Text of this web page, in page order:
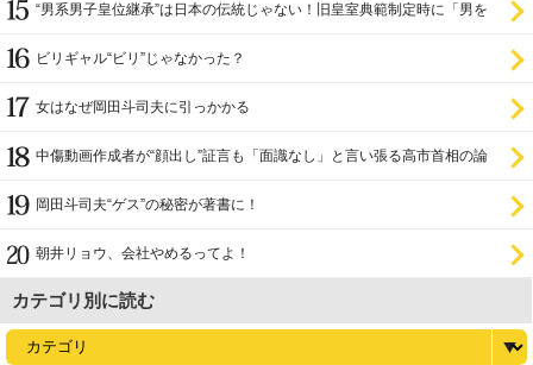
“男系男子皇位継承”は日本の伝統じゃない！旧皇室典範制定時に「男を
ビリギャル“ビリ”じゃなかった？
女はなぜ岡田斗司夫に引っかかる
中傷動画作成者が“顔出し”証言も「面識なし」と言い張る高市首相の論
岡田斗司夫“ゲス”の秘密が著書に！
朝井リョウ、会社やめるってよ！
カテゴリ別に読む